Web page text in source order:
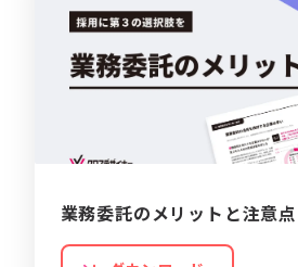
業務委託のメリットと注意点